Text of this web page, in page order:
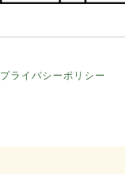
プライバシーポリシー